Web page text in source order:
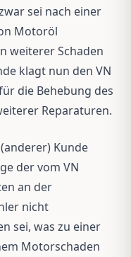
sei nach einer
Motoröl
weiterer Schaden
klagt nun den VN
die Behebung des
Reparaturen.
Kunde
der vom VN
an der
nicht
sei, was zu einer
Motorschaden